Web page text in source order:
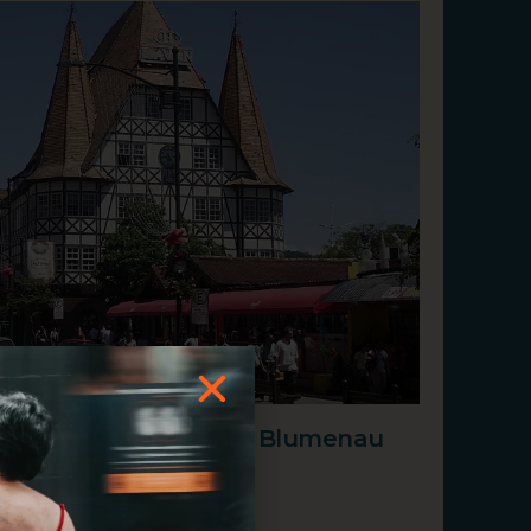
Sostenible De Blumenau